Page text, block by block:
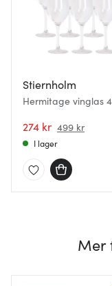
Stiernholm
Hermitage vinglas
274 kr 499 kr
I lager
Mer